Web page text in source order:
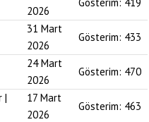
2026
31 Mart
2026
Gösterim: 433
24 Mart
2026
Gösterim: 470
|
17 Mart
2026
Gösterim: 463